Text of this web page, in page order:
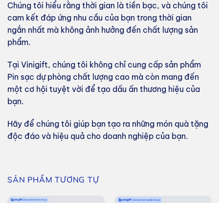
Chúng tôi hiểu rằng thời gian là tiền bạc, và chúng tôi
cam kết đáp ứng nhu cầu của bạn trong thời gian
ngắn nhất mà không ảnh hưởng đến chất lượng sản
phẩm.
Tại Vinigift, chúng tôi không chỉ cung cấp sản phẩm
Pin sạc dự phòng chất lượng cao mà còn mang đến
một cơ hội tuyệt vời để tạo dấu ấn thương hiệu của
bạn.
Hãy để chúng tôi giúp bạn tạo ra những món quà tặng
độc đáo và hiệu quả cho doanh nghiệp của bạn.
SẢN PHẨM TƯƠNG TỰ